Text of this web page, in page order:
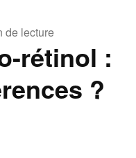
de lecture
rétinol :
?